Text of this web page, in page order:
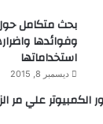
بحث متكامل
وفوائدها
استخداماتها
ديسمبر 8, 2015
الكمبيوتر علي مر